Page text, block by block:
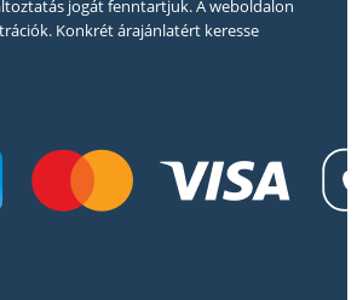
jogát fenntartjuk. A weboldalon
Konkrét árajánlatért keresse